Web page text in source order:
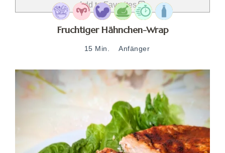
Add to Favorites
Fruchtiger Hähnchen-Wrap
15 Min. Anfänger